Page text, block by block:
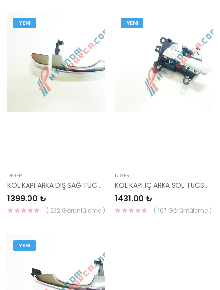
YENI
DIĞER
KOL KAPI ARKA DIŞ SAĞ TUCSON 15-18 83661-D3010-YS
1399.00 ₺
( 232 Görüntüleme )
YENI
DIĞER
KOL KAPI İÇ ARKA SOL TUCSON 15-18 83610-D3010-YS
1431.00 ₺
( 167 Görüntüleme )
YENI